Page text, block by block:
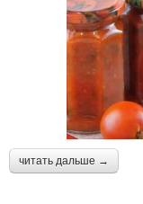
читать дальше →